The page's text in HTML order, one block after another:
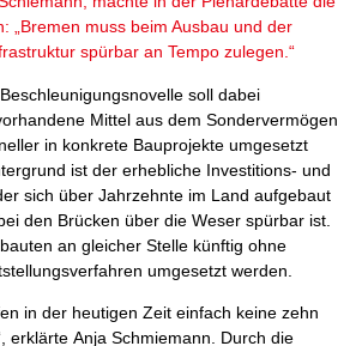
„Bremen muss beim Ausbau und der
spürbar an Tempo zulegen.“
soll dabei
Mittel aus dem Sondervermögen
in konkrete Bauprojekte umgesetzt
ist der erhebliche Investitions- und
sich über Jahrzehnte im Land aufgebaut
den Brücken über die Weser spürbar ist.
an gleicher Stelle künftig ohne
umgesetzt werden.
in der heutigen Zeit einfach keine zehn
erklärte Anja Schmiemann. Durch die